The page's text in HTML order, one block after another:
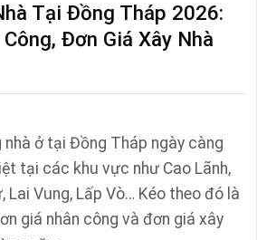
Tại Đồng Tháp 2026:
Đơn Giá Xây Nhà
nhà ở tại Đồng Tháp ngày càng
tại các khu vực như Cao Lãnh,
Lai Vung, Lấp Vò… Kéo theo đó là
giá nhân công và đơn giá xây